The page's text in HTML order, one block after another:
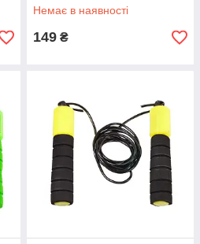
Немає в наявності
149 ₴